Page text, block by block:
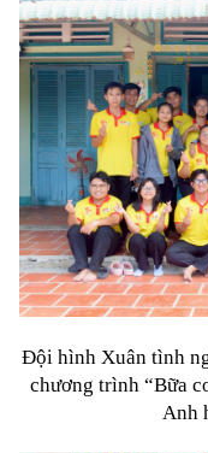
Đội hình Xuân tình
chương trình “Bữa
Anh